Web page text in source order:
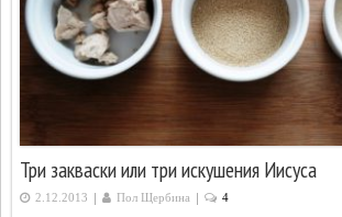
Три закваски или три искушения Иисуса
2.12.2013 | Пол Щербина | 4